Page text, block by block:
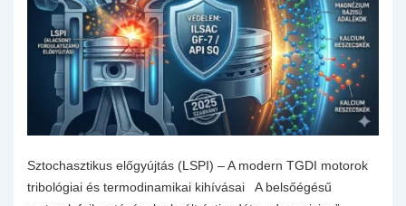
Sztochasztikus előgyújtás (LSPI) – A modern TGDI motorok
tribológiai és termodinamikai kihívásai A belsőégésű